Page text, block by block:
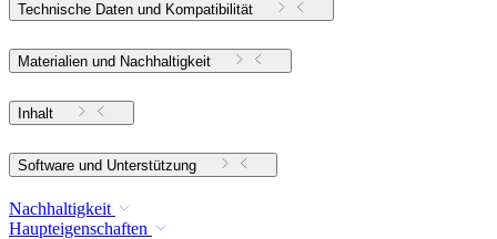
Technische Daten und Kompatibilität
Materialien und Nachhaltigkeit
Inhalt
Software und Unterstützung
Nachhaltigkeit
Haupteigenschaften